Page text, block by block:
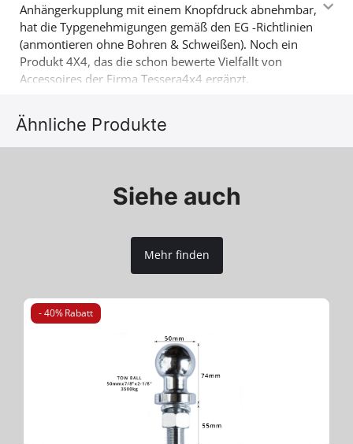
Anhängerkupplung mit einem Knopfdruck abnehmbar,
hat die Typgenehmigungen gemäß den EG -Richtlinien
(anmontieren ohne Bohren & Schweißen). Noch ein
Produkt 4X4, das die schon bewerte Vielfallt von
Accessoires der Firma Tessera4x4 ergänzt.
Ähnliche Produkte
Siehe auch
Mehr finden
- 40% Rabatt